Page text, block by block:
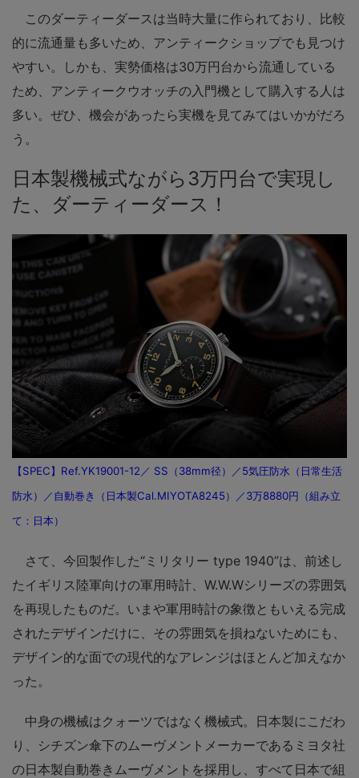
このダーティーダースは当時大量に作られており、比較
的に流通量も多いため、アンティークショップでも見つけ
やすい。しかも、実勢価格は30万円台から流通している
ため、アンティークウオッチの入門機として購入する人は
多い。ぜひ、機会があったら実機を見てみてはいかがだろ
う。
日本製機械式ながら3万円台で実現し
た、ダーティーダース！
【SPEC】Ref.YK19001-12／ SS（38mm径）／5気圧防水（日常生活
防水）／自動巻き（日本製Cal.MIYOTA8245）／3万8880円（組み立
て：日本）
さて、今回製作した“ミリタリー type 1940”は、前述し
たイギリス陸軍向けの軍用時計、W.W.Wシリーズの雰囲気
を再現したものだ。いまや軍用時計の象徴ともいえる完成
されたデザインだけに、その雰囲気を損ねないためにも、
デザイン的な面での現代的なアレンジはほとんど加えなか
った。
中身の機械はクォーツではなく機械式。日本製にこだわ
り、シチズン傘下のムーヴメントメーカーであるミヨタ社
の日本製自動巻きムーヴメントを採用し、すべて日本で組